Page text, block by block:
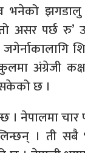
भनेको
असर पर्छ रु’
अंग्रेजी
छ ।
। नेपालमा
। ती सबै